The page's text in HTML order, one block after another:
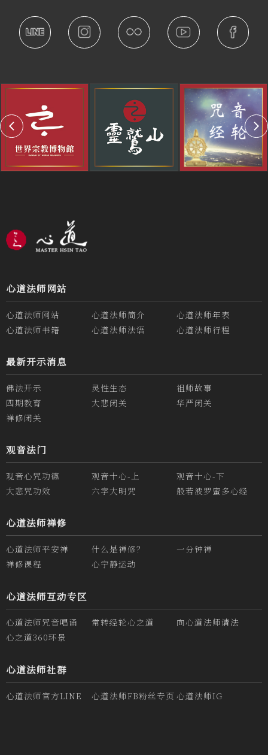
心道法师网站
心道法师网站 心道法师简介
心道法师年表
心道法师书籍
心道法师法语 心道法师行程
最新开示消息
佛法开示 灵性生态
祖师故事
四期教育
大悲闭关
华严闭关
禅修闭关
观音法门
观音心咒功德 观音十心-上
观音十心-下
大悲咒功效
六字大明咒 般若波罗蜜多心经
心道法师禅修
心道法师平安禅 什么是禅修？
一分钟禅
禅修课程
心宁静运动
心道法师互动专区
心道法师咒音唱诵 常转经轮心之道
向心道法师请法
心之道360环景
心道法师社群
心道法师官方LINE 心道法师FB粉丝专页 心道法师IG